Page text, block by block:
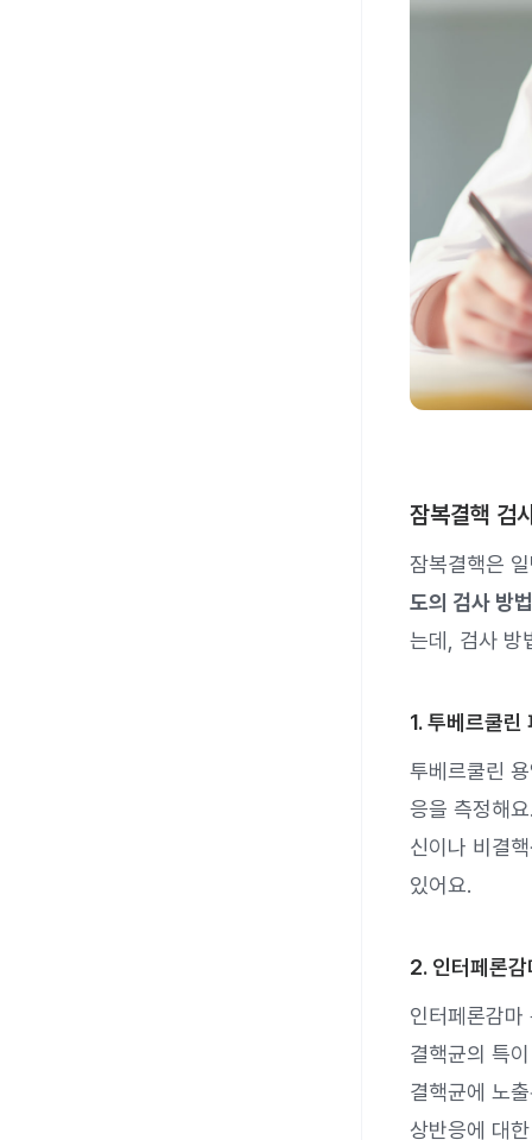
잠복결핵 검
잠복결핵은
도의 검사 방
는데, 검사 방
1. 투베르쿨린
투베르쿨린
응을 측정해
신이나 비결
있어요.
2. 인터페론
인터페론감
결핵균의 특
결핵균에 노
상반응에 대